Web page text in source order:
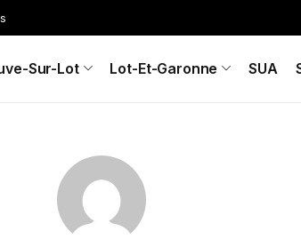
Sur-Lot Lot-Et-Garonne SUA